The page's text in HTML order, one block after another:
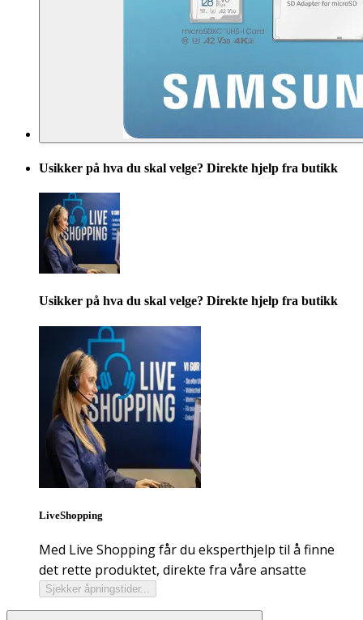
Usikker på hva du skal velge? Direkte hjelp fra butikk
Usikker på hva du skal velge? Direkte hjelp fra butikk
LiveShopping
Med Live Shopping får du eksperthjelp til å finne
det rette produktet, direkte fra våre ansatte
Sjekker åpningstider...